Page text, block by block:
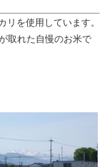
を使用しています。
取れた自慢のお米で